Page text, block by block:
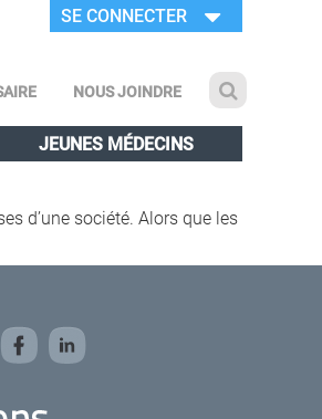
SE CONNECTER
NOUS JOINDRE
JEUNES MÉDECINS
d’une société. Alors que les